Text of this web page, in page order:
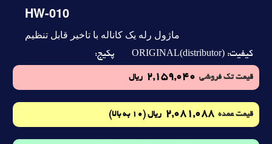
HW-010
ماژول رله یک کاناله با تاخیر قابل تنظیم
کیفیت: ORIGINAL(distributor) پکیج:
قیمت تک فروشی 2,159,040 ریال
قیمت عمده 2,081,088 ریال (10 به بالا)